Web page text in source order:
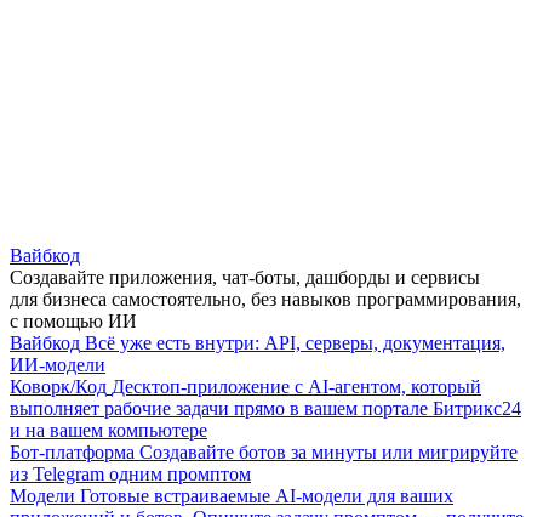
Вайбкод
Создавайте приложения, чат-боты, дашборды и сервисы
для бизнеса самостоятельно, без навыков программирования,
с помощью ИИ
Вайбкод Всё уже есть внутри: API, серверы, документация,
ИИ-модели
Коворк/Код Десктоп-приложение с AI-агентом, который
выполняет рабочие задачи прямо в вашем портале Битрикс24
и на вашем компьютере
Бот-платформа Создавайте ботов за минуты или мигрируйте
из Telegram одним промптом
Модели Готовые встраиваемые AI-модели для ваших